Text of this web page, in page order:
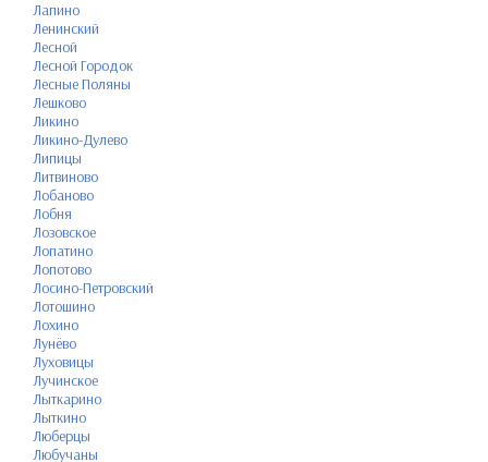
Лапино
Ленинский
Лесной
Лесной Городок
Лесные Поляны
Лешково
Ликино
Ликино-Дулево
Липицы
Литвиново
Лобаново
Лобня
Лозовское
Лопатино
Лопотово
Лосино-Петровский
Лотошино
Лохино
Лунёво
Луховицы
Лучинское
Лыткарино
Лыткино
Люберцы
Любучаны